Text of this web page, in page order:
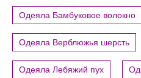
Одеяла Бамбуковое волокно
Одеяла Верблюжья шерсть
Одеяла Лебяжий пух